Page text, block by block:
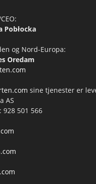
Pobłocka
og Nord-Europa:
Oredam
sine tjenester er
AS
501 566